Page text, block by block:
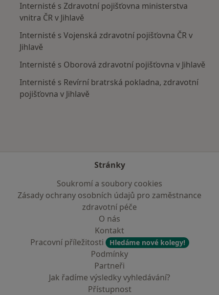
Internisté s Zdravotní pojišťovna ministerstva
vnitra ČR v Jihlavě
Internisté s Vojenská zdravotní pojišťovna ČR v
Jihlavě
Internisté s Oborová zdravotní pojišťovna v Jihlavě
Internisté s Revírní bratrská pokladna, zdravotní
pojišťovna v Jihlavě
Stránky
Soukromí a soubory cookies
Zásady ochrany osobních údajů pro zaměstnance
zdravotní péče
O nás
Kontakt
Pracovní příležitosti
Hledáme nové kolegy!
Podmínky
Partneři
Jak řadíme výsledky vyhledávání?
Přístupnost